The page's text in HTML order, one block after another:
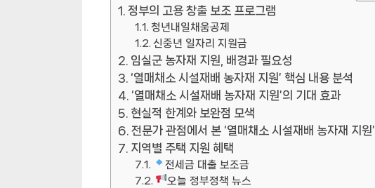
정부의 고용 창출 보조 프로그램
청년내일채움공제
신중년 일자리 지원금
임실군 농자재 지원, 배경과 필요성
‘열매채소 시설재배 농자재 지원’ 핵심 내용 분석
‘열매채소 시설재배 농자재 지원’의 기대 효과
현실적 한계와 보완점 모색
전문가 관점에서 본 ‘열매채소 시설재배 농자재 지원’
지역별 주택 지원 혜택
전세금 대출 보조금
오늘 정부정책 뉴스